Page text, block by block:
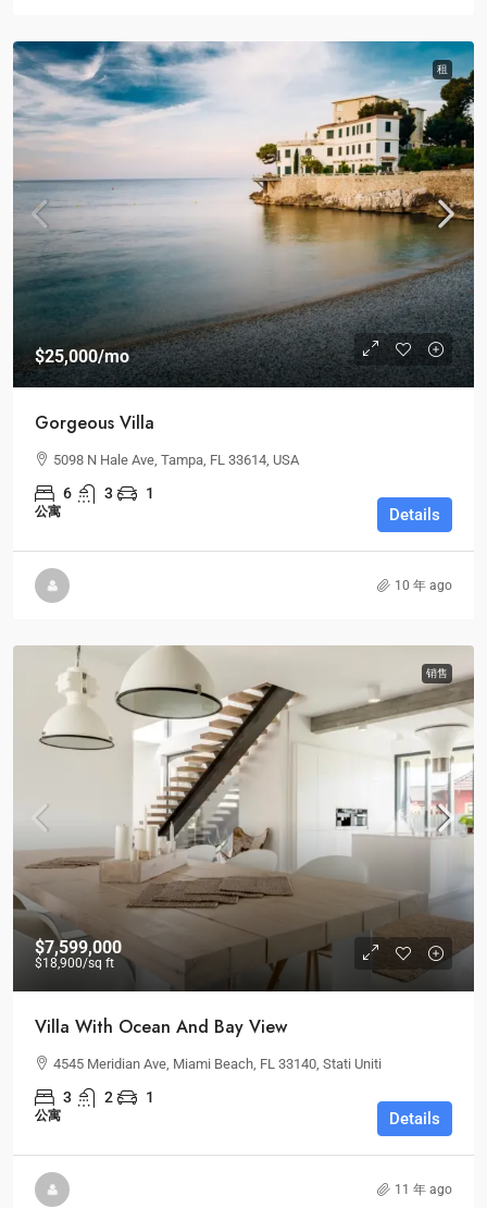
租
$25,000/mo
Gorgeous Villa
5098 N Hale Ave, Tampa, FL 33614, USA
6 3 1
公寓 Details
10 年 ago
销售
$7,599,000
$18,900/sq ft
Villa With Ocean And Bay View
4545 Meridian Ave, Miami Beach, FL 33140, Stati Uniti
3 2 1
公寓 Details
11 年 ago